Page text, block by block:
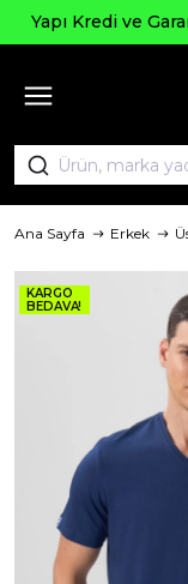
Yapı Kredi ve
Ana Sayfa Erkek
KARGO
BEDAVA!